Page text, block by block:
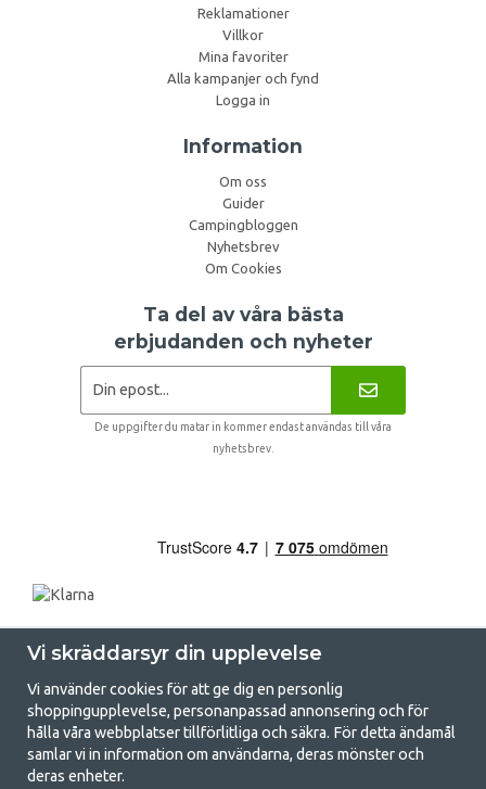
Reklamationer
Villkor
Mina favoriter
Alla kampanjer och fynd
Logga in
Information
Om oss
Guider
Campingbloggen
Nyhetsbrev
Om Cookies
Ta del av våra bästa
erbjudanden och nyheter
De uppgifter du matar in kommer endast användas till våra
nyhetsbrev.
GetCamping.se - Din butik för camping
Vi skräddarsyr din upplevelse
Vi använder cookies för att ge dig en personlig
shoppingupplevelse, personanpassad annonsering och för
hålla våra webbplatser tillförlitliga och säkra. För detta ändamål
samlar vi in information om användarna, deras mönster och
deras enheter.